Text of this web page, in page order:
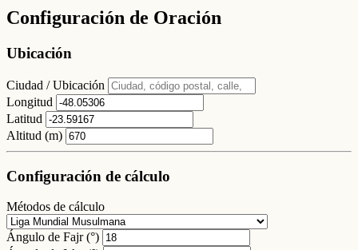
Configuración de Oración
Ubicación
Ciudad / Ubicación
Longitud
Latitud
Altitud (m)
Configuración de cálculo
Métodos de cálculo
Ángulo de Fajr (°)